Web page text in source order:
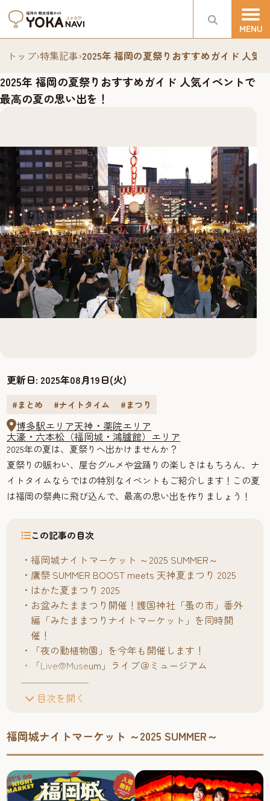
トップ›特集記事›2025年 福岡の夏祭りおすすめガイド 人気
2025年 福岡の夏祭りおすすめガイド 人気イベントで
最高の夏の思い出を！
更新日:2025年08月19日(火)
#まとめ #ナイトタイム #まつり
博多駅エリア天神・薬院エリア
大濠・六本松（福岡城・鴻臚館）エリア
2025年の夏は、夏祭りへ出かけませんか？
夏祭りの賑わい、屋台グルメや盆踊りの楽しさはもちろん、ナ
イトタイムならではの特別なイベントもご紹介します！この夏
は福岡の祭典に飛び込んで、最高の思い出を作りましょう！
この記事の目次
目次を開く
福岡城ナイトマーケット ～2025 SUMMER～
鷹祭 SUMMER BOOST meets 天神夏まつり 2025
はかた夏まつり 2025
お盆みたままつり開催！護国神社「蚤の市」番外
編「みたままつりナイトマーケット」を同時開
催！
「夜の動植物園」を今年も開催します！
「Live@Museum」ライブ＠ミュージアム
福岡城ナイトマーケット ～2025 SUMMER～